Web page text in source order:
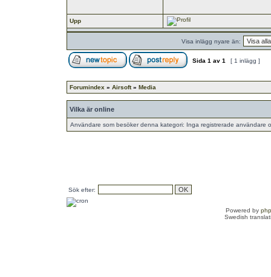
Upp
Visa inlägg nyare än:
Sida 1 av 1 [ 1 inlägg ]
Forumindex » Airsoft» Media
Vilka är online
Användare som besöker denna kategori: Inga registrerade användare
Sök efter:
Powered by
Swedish